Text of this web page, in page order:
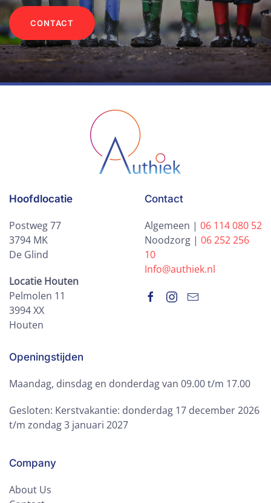
CONTACT
Hoofdlocatie
Postweg 77
3794 MK
De Glind
Locatie Houten
Pelmolen 11
3994 XX
Houten
Contact
Algemeen | 06 114 080 52
Noodzorg | 06 252 256
10
Info@authiek.nl
Openingstijden
Maandag, dinsdag en donderdag van 09.00 t/m 17.00
Gesloten: Kerstvakantie: donderdag 17 december 2026
t/m zondag 3 januari 2027
Company
About Us